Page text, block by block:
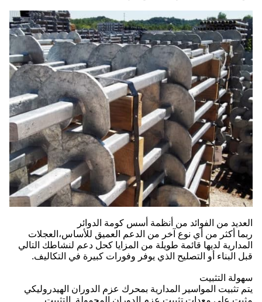
العديد من الفوائد من أنظمة أسس كومة الدوائر
ربما أكثر من أي نوع آخر من الدعم العميق للأساس،العجلات
المدارية لديها قائمة طويلة من المزايا كحل دعم لنشاطك التالي
قبل البناء أو التصليح الذي يوفر وفورات كبيرة في التكاليف.
سهولة التثبيت
يتم تثبيت المواسير المدارية بمحرك عزم الدوران الهيدروليكي
مثبت على معدات تثبيت عزم الدوران المحمولة. التثبيت